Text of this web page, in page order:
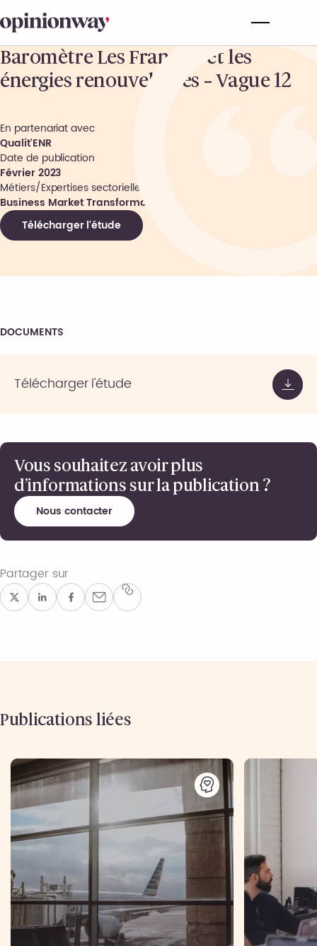
Baromètre Les Français et les
énergies renouvelables – Vague 12
En partenariat avec
Qualit'ENR
Date de publication
Février 2023
Métiers/Expertises sectorielles
Business Market Transformation
Télécharger l'étude
DOCUMENTS
Télécharger l'étude
Vous souhaitez avoir plus
d’informations sur la publication ?
Nous contacter
Partager sur
Publications liées